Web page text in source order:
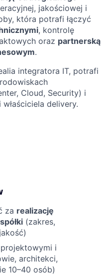
jakościowej i
która potrafi łączyć
, kontrolę
oraz partnerską
.
integratora IT, potrafi
Cloud, Security) i
delivery.
za realizację
(zakres,
projektowymi i
architekci,
10–40 osób)